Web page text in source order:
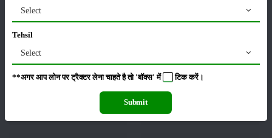
Select
Tehsil
Select
**अगर आप लोन पर ट्रैक्टर लेना चाहते है तो 'बॉक्स' में टिककरें।
Submit